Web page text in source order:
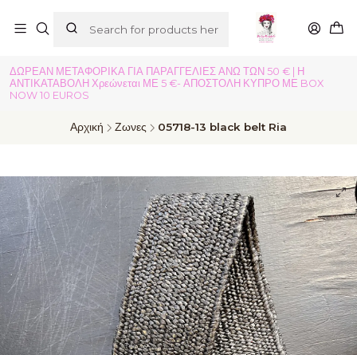
ΔΩΡΕΑΝ ΜΕΤΑΦΟΡΙΚΑ ΓΙΑ ΠΑΡΑΓΓΕΛΙΕΣ ΑΝΩ ΤΩΝ 50 € | Η
ΑΝΤΙΚΑΤΑΒΟΛΗ Χρεώνεται ΜΕ 5 €- ΑΠΟΣΤΟΛΗ ΚΥΠΡΟ ΜΕ BOX
NOW 10 EUROS
Αρχική Ζωνες 05718-13 black belt Ria